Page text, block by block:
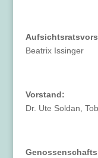
Beatrix Issinger
Vorstand:
Dr. Ute Soldan,